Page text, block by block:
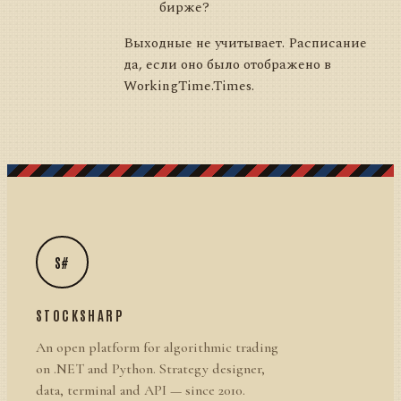
бирже?
Выходные не учитывает. Расписание
да, если оно было отображено в
WorkingTime.Times.
S#
STOCKSHARP
An open platform for algorithmic trading
on .NET and Python. Strategy designer,
data, terminal and API — since 2010.